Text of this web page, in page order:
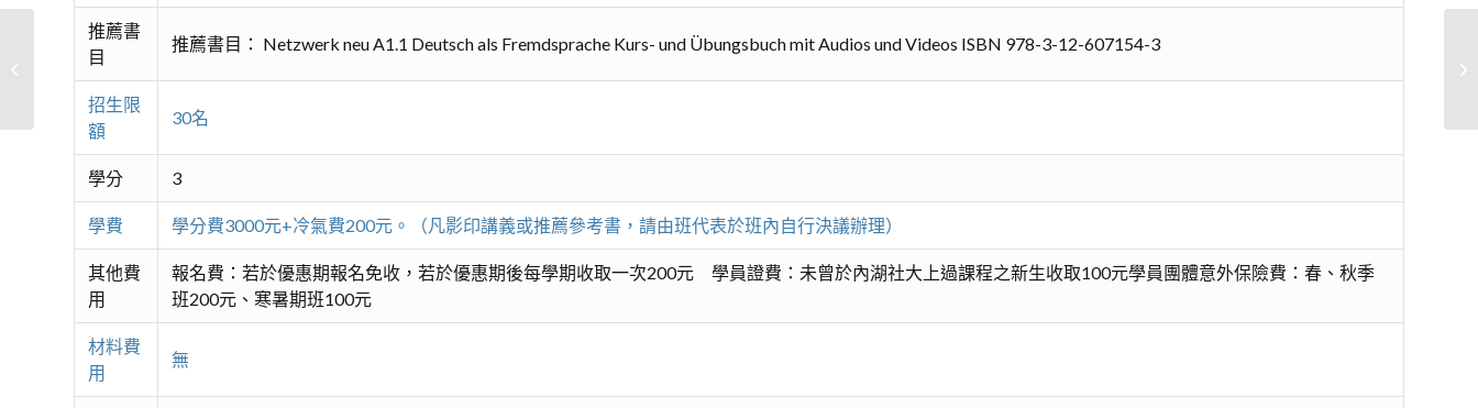
推薦書
目
推薦書目： Netzwerk neu A1.1 Deutsch als Fremdsprache Kurs- und Übungsbuch mit Audios und Videos ISBN 978-3-12-607154-3
招生限
額
30名
學分 3
學費 學分費3000元+冷氣費200元。（凡影印講義或推薦參考書，請由班代表於班內自行決議辦理）
其他費
用
報名費：若於優惠期報名免收，若於優惠期後每學期收取一次200元 學員證費：未曾於內湖社大上過課程之新生收取100元學員團體意外保險費：春、秋季
班200元、寒暑期班100元
材料費
用
無
日本語Go初級2